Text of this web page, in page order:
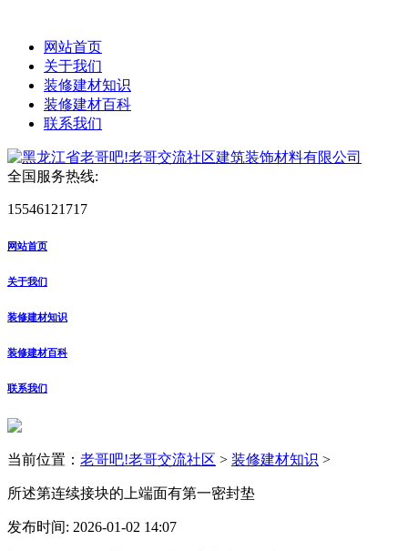
网站首页
关于我们
装修建材知识
装修建材百科
联系我们
全国服务热线:
15546121717
网站首页
关于我们
装修建材知识
装修建材百科
联系我们
当前位置： 老哥吧!老哥交流社区 > 装修建材知识 >
所述第连续接块的上端面有第一密封垫
发布时间: 2026-01-02 14:07